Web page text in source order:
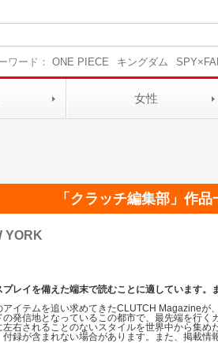
ワード： ONE PIECE キングダム
女性
「 クラッチ編集部」作品
YORK
レイを備えた端末で読むことに適しています。
イテムを追い求めてきたCLUTCH Magazine
発信地となっているこの都市で、最先端を行
右されることのないスタイルを世界中から集
録が含まれない場合があります。また、掲載情